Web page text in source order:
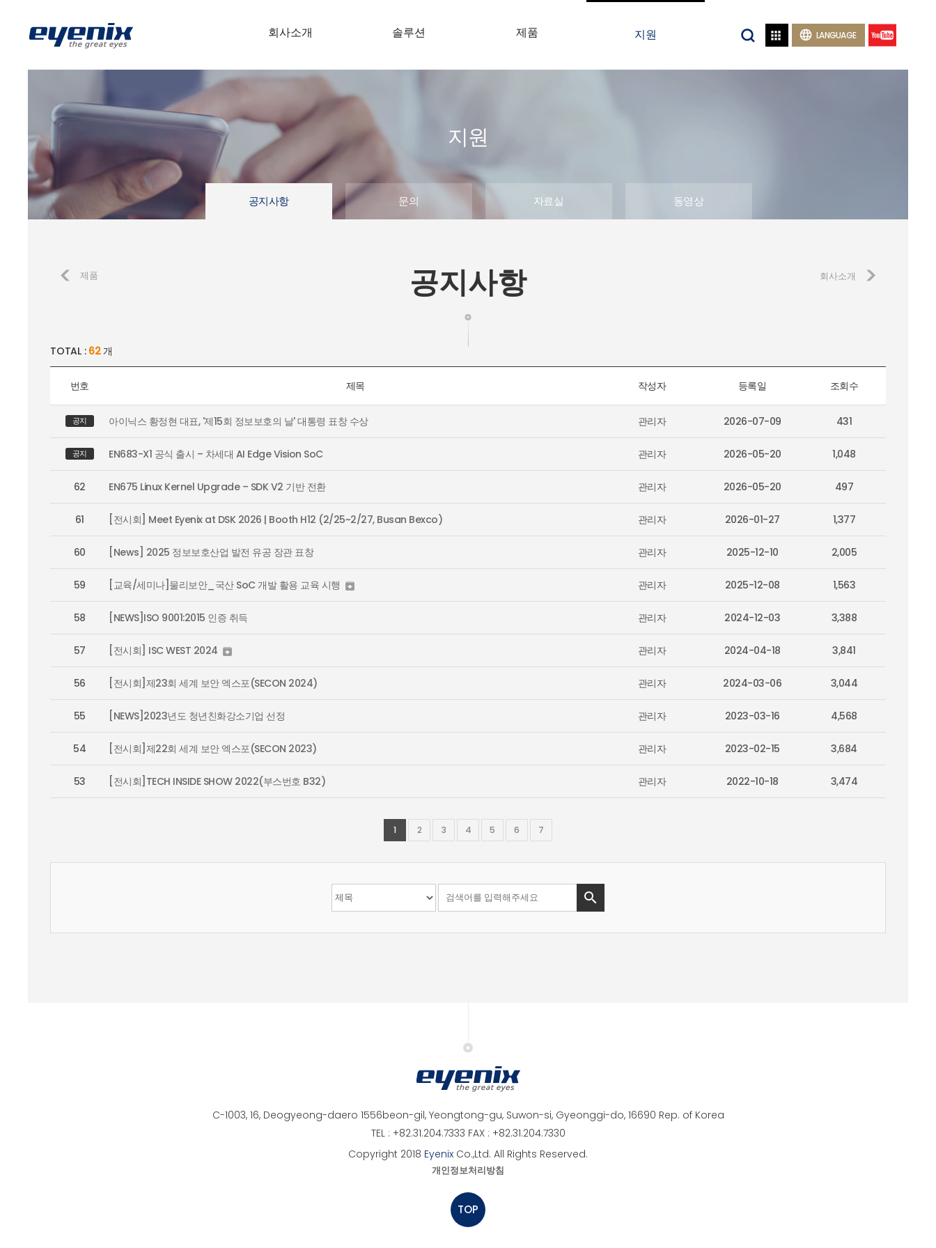
  LANGUAGE
회사소개 솔루션 제품 지원
지원
공지사항 문의 자료실 동영상
공지사항
제품 회사소개
TOTAL : 62개
번호 제목 작성자 등록일 조회수
공지 아이닉스 황정현 대표, '제15회 정보보호의 날' 대통령 표창 수상 관리자 2026-07-09 431
공지 EN683-X1 공식 출시 – 차세대 AI Edge Vision SoC 관리자 2026-05-20 1,048
62 EN675 Linux Kernel Upgrade – SDK V2 기반 전환 관리자 2026-05-20 497
61 [전시회] Meet Eyenix at DSK 2026 | Booth H12 (2/25~2/27, Busan Bexco) 관리자 2026-01-27 1,377
60 [News] 2025 정보보호산업 발전 유공 장관 표창 관리자 2025-12-10 2,005
59 [교육/세미나]물리보안_국산 SoC 개발 활용 교육 시행  관리자 2025-12-08 1,563
58 [NEWS]ISO 9001:2015 인증 취득 관리자 2024-12-03 3,388
57 [전시회] ISC WEST 2024  관리자 2024-04-18 3,841
56 [전시회]제23회 세계 보안 엑스포(SECON 2024) 관리자 2024-03-06 3,044
55 [NEWS]2023년도 청년친화강소기업 선정 관리자 2023-03-16 4,568
54 [전시회]제22회 세계 보안 엑스포(SECON 2023) 관리자 2023-02-15 3,684
53 [전시회]TECH INSIDE SHOW 2022(부스번호 B32) 관리자 2022-10-18 3,474
1 2 3 4 5 6 7

C-1003, 16, Deogyeong-daero 1556beon-gil, Yeongtong-gu, Suwon-si, Gyeonggi-do, 16690 Rep. of Korea
TEL : +82.31.204.7333 FAX : +82.31.204.7330
Copyright 2018 Eyenix Co.,Ltd. All Rights Reserved.
개인정보처리방침
TOP